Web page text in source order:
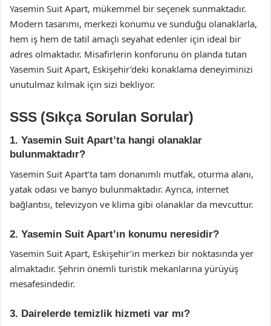
Yasemin Suit Apart, mükemmel bir seçenek sunmaktadır.
Modern tasarımı, merkezi konumu ve sunduğu olanaklarla,
hem iş hem de tatil amaçlı seyahat edenler için ideal bir
adres olmaktadır. Misafirlerin konforunu ön planda tutan
Yasemin Suit Apart, Eskişehir’deki konaklama deneyiminizi
unutulmaz kılmak için sizi bekliyor.
SSS (Sıkça Sorulan Sorular)
1. Yasemin Suit Apart’ta hangi olanaklar
bulunmaktadır?
Yasemin Suit Apart’ta tam donanımlı mutfak, oturma alanı,
yatak odası ve banyo bulunmaktadır. Ayrıca, internet
bağlantısı, televizyon ve klima gibi olanaklar da mevcuttur.
2. Yasemin Suit Apart’ın konumu neresidir?
Yasemin Suit Apart, Eskişehir’in merkezi bir noktasında yer
almaktadır. Şehrin önemli turistik mekanlarına yürüyüş
mesafesindedir.
3. Dairelerde temizlik hizmeti var mı?